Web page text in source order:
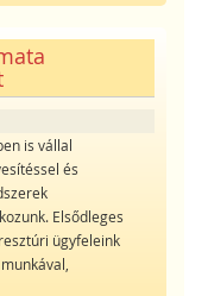
is vállal
és
Elsődleges
ügyfeleink